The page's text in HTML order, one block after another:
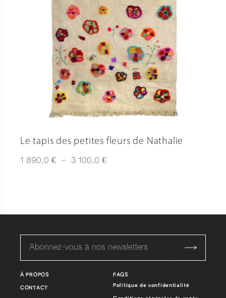
Le tapis des petites fleurs de Nathalie
1 890,0 € – 3 100,0 €Plage
À PROPOS
CONTACT
FAQS
Politique de confidentialité